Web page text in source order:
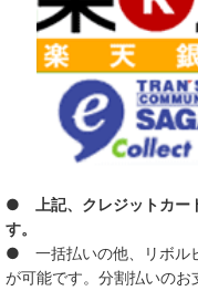
The Nation Blue
SCREAM OF THE
SUNS OWL
TEENAGE LUST.
● 上記、クレジットカー
す。
● 一括払いの他、リボル
が可能です。分割払いの